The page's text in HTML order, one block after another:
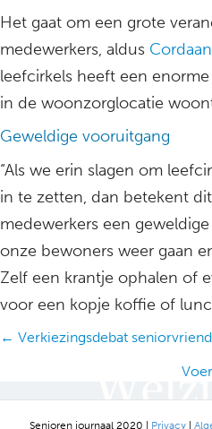
Het gaat om een grote
medewerkers, aldus
leefcirkels heeft een
in de woonzorglocatie
Geweldige vooruitgang
“Als we erin slagen om
in te zetten, dan betekent
medewerkers een
onze bewoners weer gaan
Zelf een krantje ophalen of
voor een kopje koffie of
Posts
← Verkiezingsdebat
Senioren journaal 2020 | Privacy|